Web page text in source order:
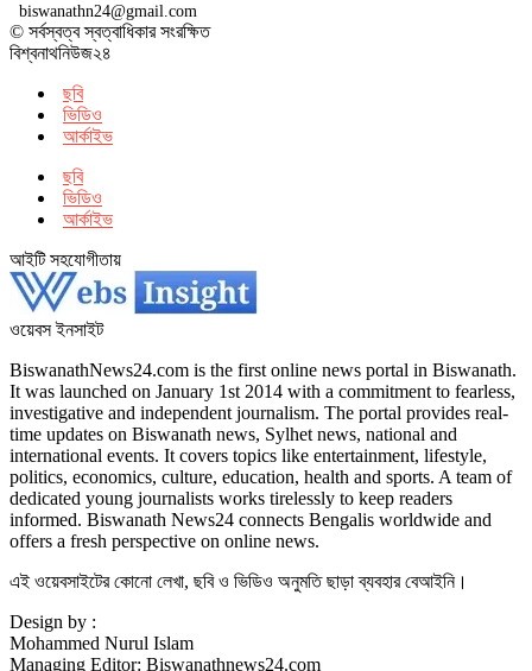
biswanathn24@gmail.com
© সর্বস্বত্ব স্বত্বাধিকার সংরক্ষিত
বিশ্বনাথনিউজ২৪
ছবি
ভিডিও
আর্কাইভ
ছবি
ভিডিও
আর্কাইভ
আইটি সহযোগীতায়
ওয়েবস ইনসাইট
BiswanathNews24.com is the first online news portal in Biswanath.
It was launched on January 1st 2014 with a commitment to fearless,
investigative and independent journalism. The portal provides real-
time updates on Biswanath news, Sylhet news, national and
international events. It covers topics like entertainment, lifestyle,
politics, economics, culture, education, health and sports. A team of
dedicated young journalists works tirelessly to keep readers
informed. Biswanath News24 connects Bengalis worldwide and
offers a fresh perspective on online news.
এই ওয়েবসাইটের কোনো লেখা, ছবি ও ভিডিও অনুমতি ছাড়া ব্যবহার বেআইনি।
Design by :
Mohammed Nurul Islam
Managing Editor: Biswanathnews24.com